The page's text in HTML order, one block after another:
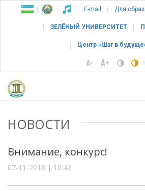
E-mail Для
ЗЕЛЁНЫЙ УНИВЕРСИТЕТ
Центр «Шаг в
НОВОСТИ
Внимание, конкурс!
07-11-2018 | 10:42